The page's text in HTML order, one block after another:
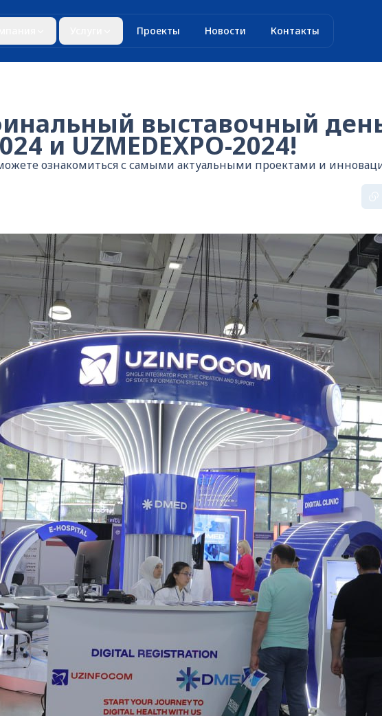
Проекты Новости Контакты
выставочный
и UZMEDEXPO-2024!
ознакомиться с самыми актуальными проектами и